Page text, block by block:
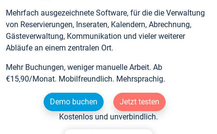
Mehrfach ausgezeichnete Software, für die die Verwaltung
von Reservierungen, Inseraten, Kalendern, Abrechnung,
Gästeverwaltung, Kommunikation und vieler weiterer
Abläufe an einem zentralen Ort.
Mehr Buchungen, weniger manuelle Arbeit. Ab
€15,90/Monat. Mobilfreundlich. Mehrsprachig.
Demo buchen
Jetzt testen
Kostenlos und unverbindlich.